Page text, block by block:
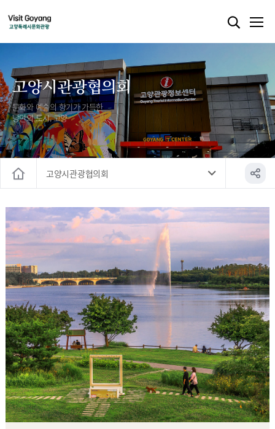
고양시관광협의회
문화와 예술의 향기가 가득한
낭만의 도시, 고양
고양시관광협의회